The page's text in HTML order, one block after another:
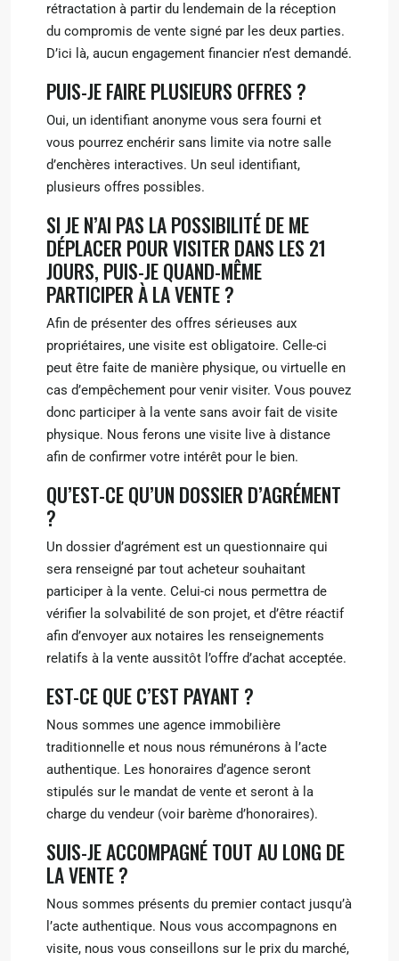
rétractation à partir du lendemain de la réception
du compromis de vente signé par les deux parties.
D’ici là, aucun engagement financier n’est demandé.
PUIS-JE FAIRE PLUSIEURS OFFRES ?
Oui, un identifiant anonyme vous sera fourni et
vous pourrez enchérir sans limite via notre salle
d’enchères interactives. Un seul identifiant,
plusieurs offres possibles.
SI JE N’AI PAS LA POSSIBILITÉ DE ME
DÉPLACER POUR VISITER DANS LES 21
JOURS, PUIS-JE QUAND-MÊME
PARTICIPER À LA VENTE ?
Afin de présenter des offres sérieuses aux
propriétaires, une visite est obligatoire. Celle-ci
peut être faite de manière physique, ou virtuelle en
cas d’empêchement pour venir visiter. Vous pouvez
donc participer à la vente sans avoir fait de visite
physique. Nous ferons une visite live à distance
afin de confirmer votre intérêt pour le bien.
QU’EST-CE QU’UN DOSSIER D’AGRÉMENT
?
Un dossier d’agrément est un questionnaire qui
sera renseigné par tout acheteur souhaitant
participer à la vente. Celui-ci nous permettra de
vérifier la solvabilité de son projet, et d’être réactif
afin d’envoyer aux notaires les renseignements
relatifs à la vente aussitôt l’offre d’achat acceptée.
EST-CE QUE C’EST PAYANT ?
Nous sommes une agence immobilière
traditionnelle et nous nous rémunérons à l’acte
authentique. Les honoraires d’agence seront
stipulés sur le mandat de vente et seront à la
charge du vendeur (voir barème d’honoraires).
SUIS-JE ACCOMPAGNÉ TOUT AU LONG DE
LA VENTE ?
Nous sommes présents du premier contact jusqu’à
l’acte authentique. Nous vous accompagnons en
visite, nous vous conseillons sur le prix du marché,